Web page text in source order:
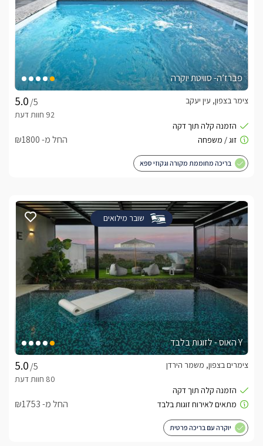
פברז’ה- סוויטת יוקרה
/5
צימר בצפון, עין יעקב
החל מ- ₪1800
בריכה מחוממת מקורה וגקוזי ספא
שובר מילואים
Y האוס - לזוגות בלבד
/5
צימרים בצפון, משמר הירדן
החל מ- ₪1753
יוקרה עם בריכה פרטית